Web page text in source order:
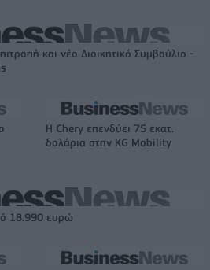
και νέο Διοικητικό Συμβούλιο -
Η Chery επενδύει 75 εκατ.
δολάρια στην KG Mobility
18.990 ευρώ